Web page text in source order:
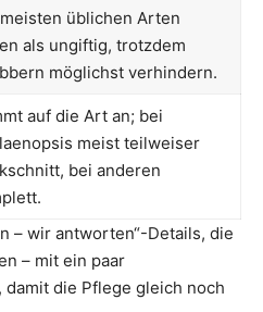
üblichen Arten
als ungiftig, trotzdem
möglichst verhindern.
auf die Art an; bei
meist teilweiser
bei anderen
– wir antworten“-Details, die
– mit ein paar
die Pflege gleich noch